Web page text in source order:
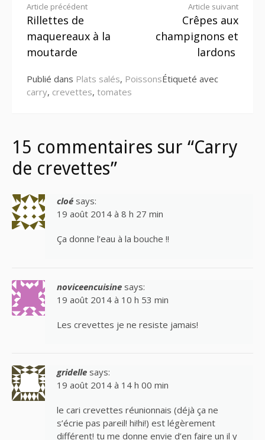
Lire
la
suite
Article précédent
Rillettes de
maquereaux à la
moutarde
Article suivant
Crêpes aux
champignons et
lardons
Publié dans Plats salés, PoissonsÉtiqueté avec
carry, crevettes, tomates
15 commentaires sur “Carry
de crevettes”
cloé says:
19 août 2014 à 8 h 27 min
Ça donne l’eau à la bouche !!
noviceencuisine says:
19 août 2014 à 10 h 53 min
Les crevettes je ne resiste jamais!
gridelle says:
19 août 2014 à 14 h 00 min
le cari crevettes réunionnais (déjà ça ne
s’écrie pas pareil! hi!hi!) est légèrement
différent! tu me donne envie d’en faire un il y